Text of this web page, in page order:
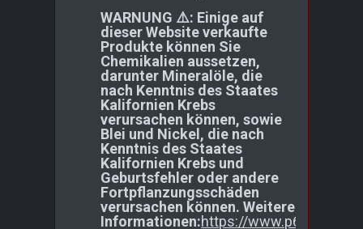
WARNUNG ⚠️: Einige auf
dieser Website verkaufte
Produkte können Sie
Chemikalien aussetzen,
darunter Mineralöle, die
nach Kenntnis des Staates
Kalifornien Krebs
verursachen können, sowie
Blei und Nickel, die nach
Kenntnis des Staates
Kalifornien Krebs und
Geburtsfehler oder andere
Fortpflanzungsschäden
verursachen können. Weitere
Informationen:https://